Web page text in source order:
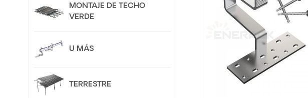
cochera tradicional, sino que
ofrece beneficios de
electricidad al propietario. La
almacena en la batería
cargador o se suministra
vehículo eléctrico para su propio
Incluso puede usar energía
conectarse a internet. Con
aleación de aluminio, es de fácil
MONTAJE DE TECHO
VERDE
U MÁS
TERRESTRE